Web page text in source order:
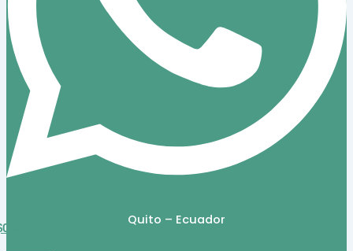
Quito – Ecuador
0,00